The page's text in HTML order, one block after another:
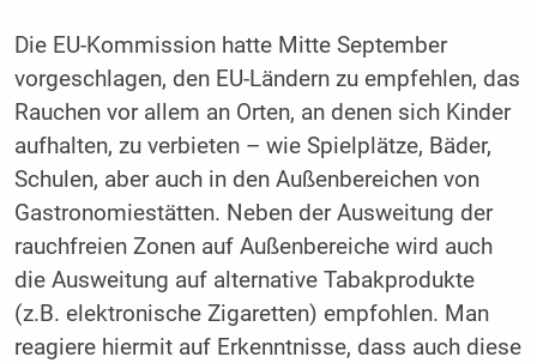
Die EU-Kommission hatte Mitte September
vorgeschlagen, den EU-Ländern zu empfehlen, das
Rauchen vor allem an Orten, an denen sich Kinder
aufhalten, zu verbieten – wie Spielplätze, Bäder,
Schulen, aber auch in den Außenbereichen von
Gastronomiestätten. Neben der Ausweitung der
rauchfreien Zonen auf Außenbereiche wird auch
die Ausweitung auf alternative Tabakprodukte
(z.B. elektronische Zigaretten) empfohlen. Man
reagiere hiermit auf Erkenntnisse, dass auch diese